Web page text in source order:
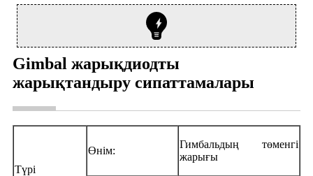
Gimbal жарықдиодты
жарықтандыру сипаттамалары
Түрі
Өнім:
Гимбальдың төменгі
жарығы